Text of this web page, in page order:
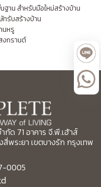
าน สำหรับมือใหม่สร้างบ้าน
ทรับสร้างบ้าน
นหรู
งกรานต์
ด 71 อาคาร จี.พี.เฮ้าส์
พระยา เขตบางรัก กรุงเทพ
0005